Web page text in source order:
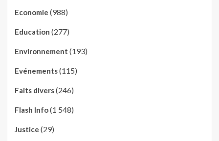
Economie (988)
Education (277)
Environnement (193)
Evénements(115)
Faits divers(246)
Flash Info(1 548)
Justice (29)